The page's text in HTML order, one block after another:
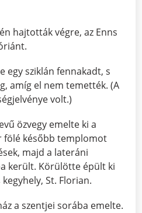
hajtották végre, az Enns
egy sziklán fennakadt, s
amíg el nem temették. (A
volt.)
özvegy emelte ki a
fölé később templomot
majd a lateráni
került. Körülötte épült ki
St. Florian.
a szentjei sorába emelte.